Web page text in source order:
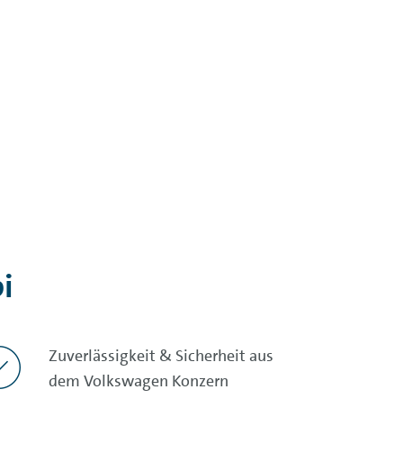
Zuverlässigkeit & Sicherheit aus
dem Volkswagen Konzern